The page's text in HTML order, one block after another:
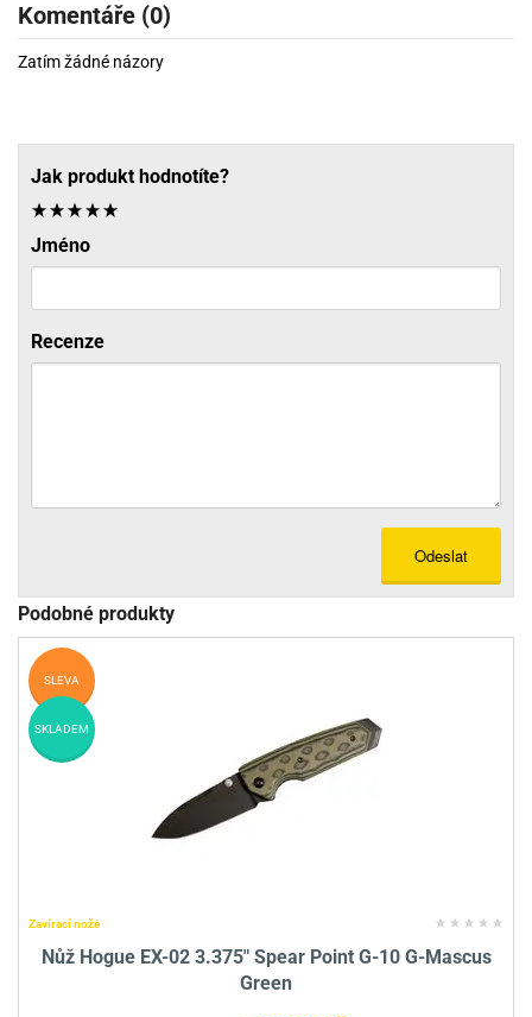
Komentáře (0)
Zatím žádné názory
Jak produkt hodnotíte?
Jméno
Recenze
Odeslat
Podobné produkty
Zavírací nože
Nůž Hogue EX-02 3.375" Spear Point G-10 G-Mascus
Green
SLEVA
SKLADEM